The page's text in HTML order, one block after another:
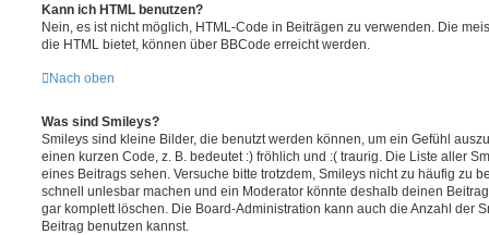
Kann ich HTML benutzen?
Nein, es ist nicht möglich, HTML-Code in Beiträgen zu verwenden. Die
die HTML bietet, können über BBCode erreicht werden.
Nach oben
Was sind Smileys?
Smileys sind kleine Bilder, die benutzt werden können, um ein Gefühl
einen kurzen Code, z. B. bedeutet :) fröhlich und :( traurig. Die Liste aller
eines Beitrags sehen. Versuche bitte trotzdem, Smileys nicht zu häufig zu
schnell unlesbar machen und ein Moderator könnte deshalb deinen
gar komplett löschen. Die Board-Administration kann auch die Anzahl der
Beitrag benutzen kannst.